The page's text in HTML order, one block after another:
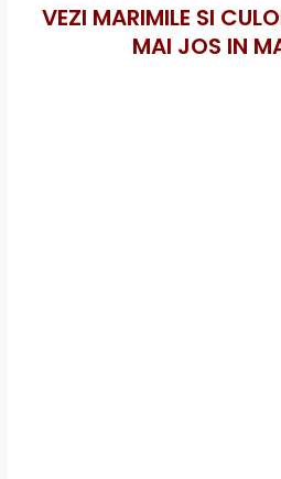
VEZI MARIMILE SI
MAI JOS IN